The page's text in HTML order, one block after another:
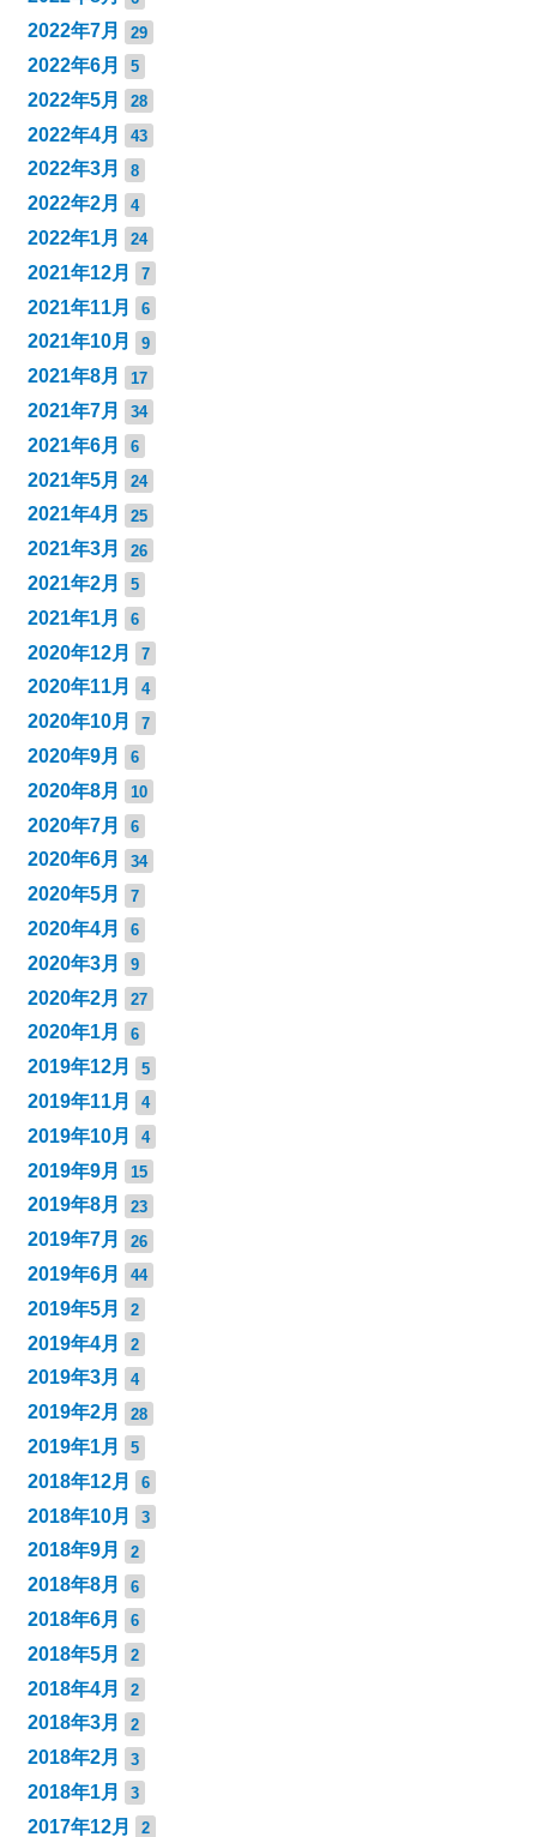
2022年7月 29
2022年6月 5
2022年5月 28
2022年4月 43
2022年3月 8
2022年2月 4
2022年1月 24
2021年12月 7
2021年11月 6
2021年10月 9
2021年8月 17
2021年7月 34
2021年6月 6
2021年5月 24
2021年4月 25
2021年3月 26
2021年2月 5
2021年1月 6
2020年12月 7
2020年11月 4
2020年10月 7
2020年9月 6
2020年8月 10
2020年7月 6
2020年6月 34
2020年5月 7
2020年4月 6
2020年3月 9
2020年2月 27
2020年1月 6
2019年12月 5
2019年11月 4
2019年10月 4
2019年9月 15
2019年8月 23
2019年7月 26
2019年6月 44
2019年5月 2
2019年4月 2
2019年3月 4
2019年2月 28
2019年1月 5
2018年12月 6
2018年10月 3
2018年9月 2
2018年8月 6
2018年6月 6
2018年5月 2
2018年4月 2
2018年3月 2
2018年2月 3
2018年1月 3
2017年12月 2